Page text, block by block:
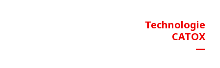
Technologie
CATOX
—